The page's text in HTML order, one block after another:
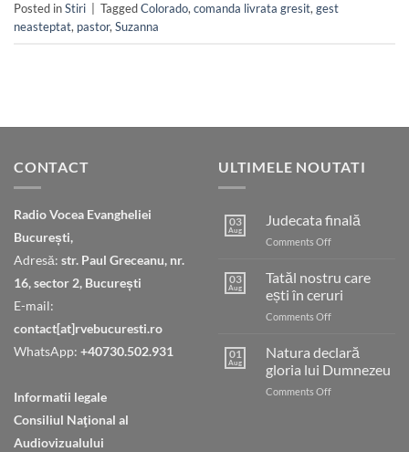
Posted inStiri TaggedColorado, comanda livrata gresit, gest
neasteptat, pastor, Suzanna
CONTACT
Radio Vocea Evangheliei
București,
Adresă: str. Paul Greceanu, nr.
16, sector 2, București
E-mail:
contact[at]rvebucuresti.ro
WhatsApp: +40730.502.931
Informatii legale
Consiliul Naţional al
Audiovizualului
ULTIMELE NOUTATI
03
Aug
Judecata finală
Comments Offon
03
Aug
Tatăl nostru care
ești în ceruri
Comments Offon
nostru
care
ești
în
01
Aug
Natura declară
gloria lui Dumnezeu
Comments Offon